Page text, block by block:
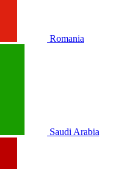
Romania
Saudi Arabia